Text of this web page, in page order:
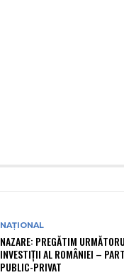
NAȚIONAL
NAZARE: PREGĂTIM
INVESTIȚII AL ROMÂNIEI –
PUBLIC-PRIVAT